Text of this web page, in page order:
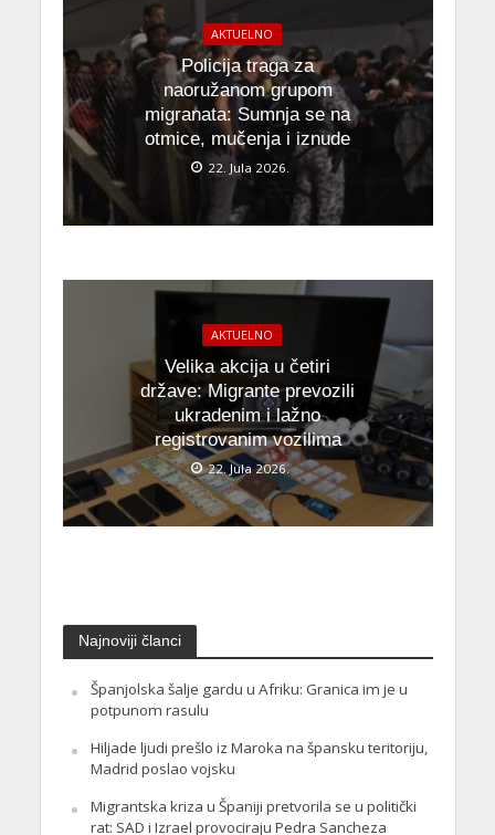
AKTUELNO
Policija traga za
naoružanom grupom
migranata: Sumnja se na
otmice, mučenja i iznude
22. Jula 2026.
AKTUELNO
Velika akcija u četiri
države: Migrante prevozili
ukradenim i lažno
registrovanim vozilima
22. Jula 2026.
Najnoviji članci
Španjolska šalje gardu u Afriku: Granica im je u
potpunom rasulu
Hiljade ljudi prešlo iz Maroka na špansku teritoriju,
Madrid poslao vojsku
Migrantska kriza u Španiji pretvorila se u politički
rat: SAD i Izrael provociraju Pedra Sancheza